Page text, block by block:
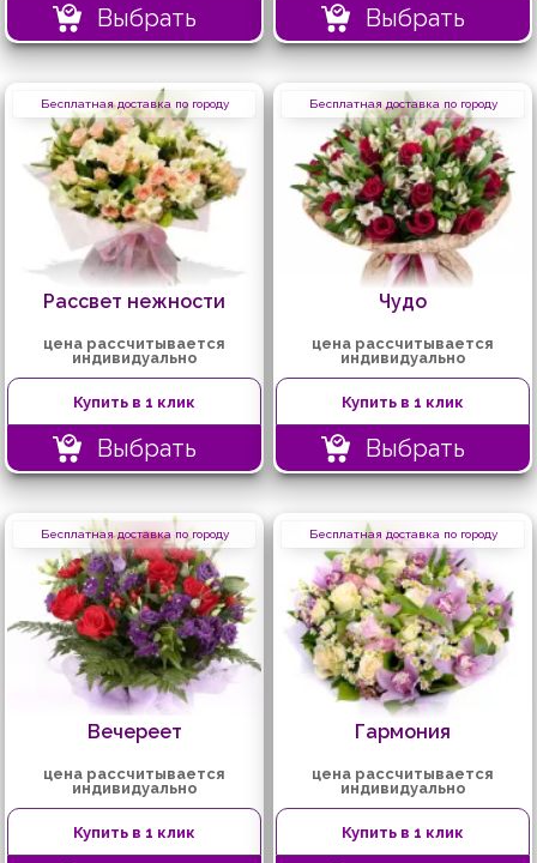
Выбрать Выбрать
Бесплатная доставка по городу
Рассвет нежности
цена рассчитывается
индивидуально
Купить в 1 клик
Выбрать
Бесплатная доставка по городу
Чудо
цена рассчитывается
индивидуально
Купить в 1 клик
Выбрать
Бесплатная доставка по городу
Вечереет
цена рассчитывается
индивидуально
Купить в 1 клик
Бесплатная доставка по городу
Гармония
цена рассчитывается
индивидуально
Купить в 1 клик